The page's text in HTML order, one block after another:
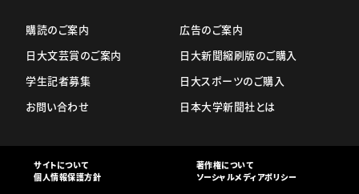
購読のご案内
日大文芸賞のご案内
学生記者募集
お問い合わせ
広告のご案内
日大新聞縮刷版のご購入
日大スポーツのご購入
日本大学新聞社とは
サイトについて
著作権について
個人情報保護方針
ソーシャルメディアポリシー